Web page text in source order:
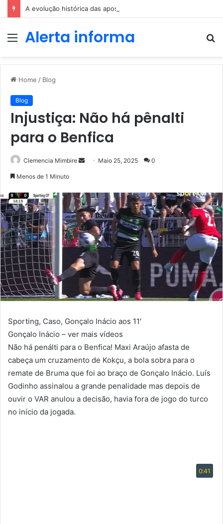
A evolução histórica das apostas ao longo dos séculos
MenuAlerta informa
Home / Blog
Blog
Injustiça: Não há pênalti
para o Benfica
Clemencia Mimbire
Send Maio 25, 2025 0
Menos de 1 Minuto
Sporting, Caso, Gonçalo Inácio aos 11′
Gonçalo Inácio – ver mais vídeos
Não há penálti para o Benfica! Maxi Araújo afasta de
cabeça um cruzamento de Kokçu, a bola sobra para o
remate de Bruma que foi ao braço de Gonçalo Inácio. Luís
Godinho assinalou a grande penalidade mas depois de
ouvir o VAR anulou a decisão, havia fora de jogo do turco
no início da jogada.